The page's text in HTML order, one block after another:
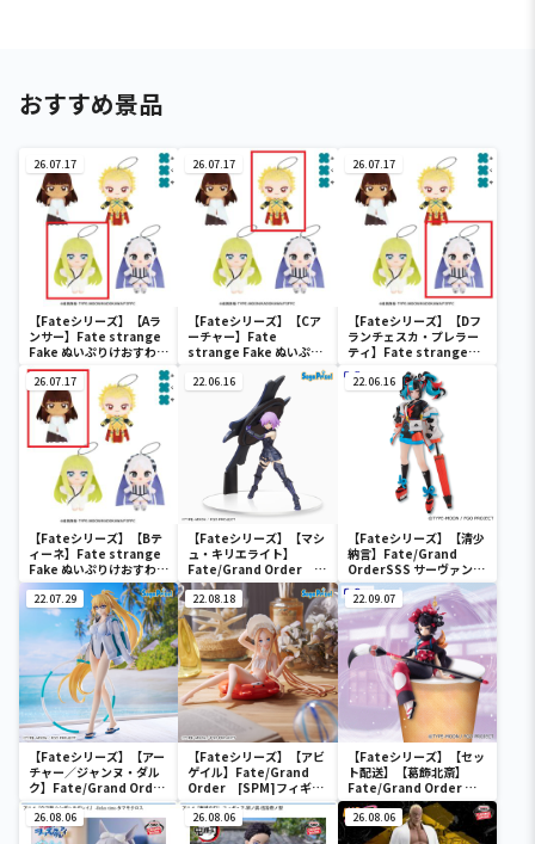
おすすめ景品
26.07.17
【Fateシリーズ】【Aラ
ンサー】Fate strange
Fake ぬいぷりけおすわり
2
26.07.17
【Fateシリーズ】【Cア
ーチャー】Fate
strange Fake ぬいぷり
26.07.17
【Fateシリーズ】【Dフ
ランチェスカ・プレラー
ティ】Fate strange
Fake ぬいぷりけおすわり
2
26.07.17
【Fateシリーズ】【Bテ
ィーネ】Fate strange
Fake ぬいぷりけおすわり
2
22.06.16
【Fateシリーズ】【マシ
ュ・キリエライト】
Fate/Grand Order
[SPM]フィギュア“シー
ルダー／マシュ・キリエ
ライト”
22.06.16
【Fateシリーズ】【清少
納言】Fate/Grand
OrderSSS サーヴァント
フィギュア～アーチャー/
清少納言～
22.07.29
【Fateシリーズ】【アー
チャー／ジャンヌ・ダル
ク】Fate/Grand Order
FIGURIZM “アーチャー
／ジャンヌ・ダルク”
22.08.18
【Fateシリーズ】【アビ
ゲイル】Fate/Grand
Order [SPM]フィギュ
ア“フォーリナー／アビゲ
イル・ウィリアムズ
【夏】
22.09.07
【Fateシリーズ】【セッ
ト配送】【葛飾北斎】
Fate/Grand Order ぬ
ーどるストッパーフィギ
ュア～フォーリナー/葛飾
北斎～
26.08.06 26.08.06 26.08.06